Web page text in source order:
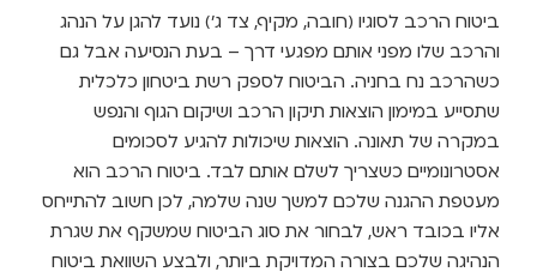
ביטוח הרכב לסוגיו (חובה, מקיף, צד ג') נועד להגן על הנהג
והרכב שלו מפני אותם מפגעי דרך – בעת הנסיעה אבל גם
כשהרכב נח בחניה. הביטוח לספק רשת ביטחון כלכלית
שתסייע במימון הוצאות תיקון הרכב ושיקום הגוף והנפש
במקרה של תאונה. הוצאות שיכולות להגיע לסכומים
אסטרונומיים כשצריך לשלם אותם לבד. ביטוח הרכב הוא
מעטפת ההגנה שלכם למשך שנה שלמה, לכן חשוב להתייחס
אליו בכובד ראש, לבחור את סוג הביטוח שמשקף את שגרת
הנהיגה שלכם בצורה המדויקת ביותר, ולבצע השוואת ביטוח